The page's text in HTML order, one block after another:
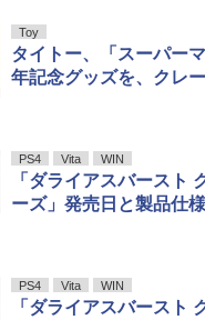
Toy
タイトー、「スーパー
年記念グッズを、クレ
PS4 Vita WIN
「ダライアスバースト
ーズ」発売日と製品仕
PS4 Vita WIN
「ダライアスバースト